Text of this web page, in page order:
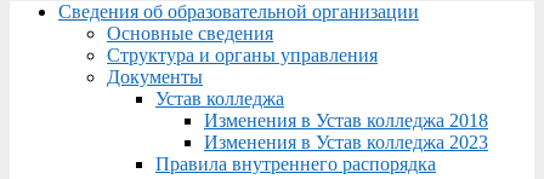
Menu
Сведения об образовательной организации
Основные сведения
Структура и органы управления
Документы
Устав колледжа
Изменения в Устав колледжа 2018
Изменения в Устав колледжа 2023
Правила внутреннего распорядка